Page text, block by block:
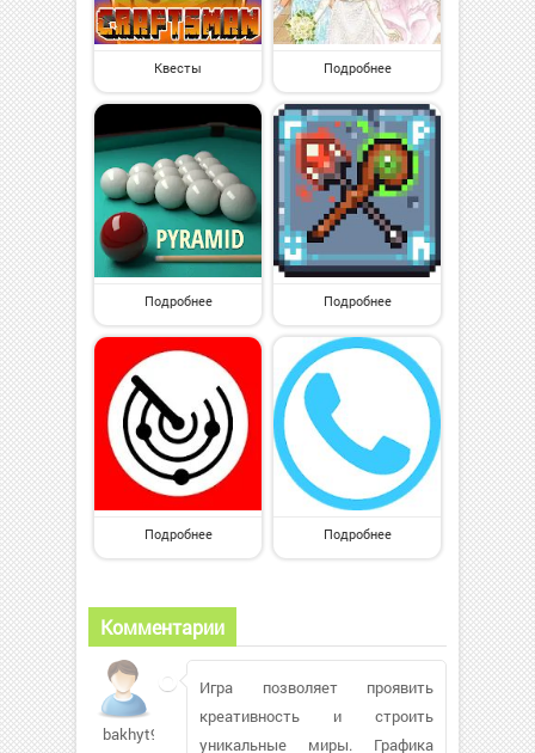
Квесты Подробнее
Подробнее Подробнее
Подробнее Подробнее
Комментарии
bakhyt963
Игра позволяет проявить
креативность и строить
уникальные миры. Графика